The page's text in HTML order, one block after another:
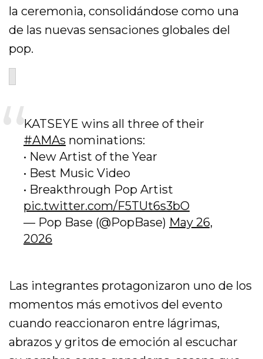
la ceremonia, consolidándose como una
de las nuevas sensaciones globales del
pop.
KATSEYE wins all three of their
#AMAs nominations:
• New Artist of the Year
• Best Music Video
• Breakthrough Pop Artist
pic.twitter.com/F5TUt6s3bO
— Pop Base (@PopBase) May 26,
2026
Las integrantes protagonizaron uno de los
momentos más emotivos del evento
cuando reaccionaron entre lágrimas,
abrazos y gritos de emoción al escuchar